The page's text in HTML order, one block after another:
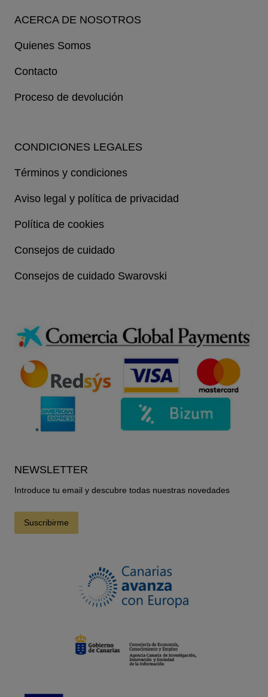
ACERCA DE NOSOTROS
Quienes Somos
Contacto
Proceso de devolución
CONDICIONES LEGALES
Términos y condiciones
Aviso legal y política de privacidad
Política de cookies
Consejos de cuidado
Consejos de cuidado Swarovski
NEWSLETTER
Introduce tu email y descubre todas nuestras novedades
Suscribirme